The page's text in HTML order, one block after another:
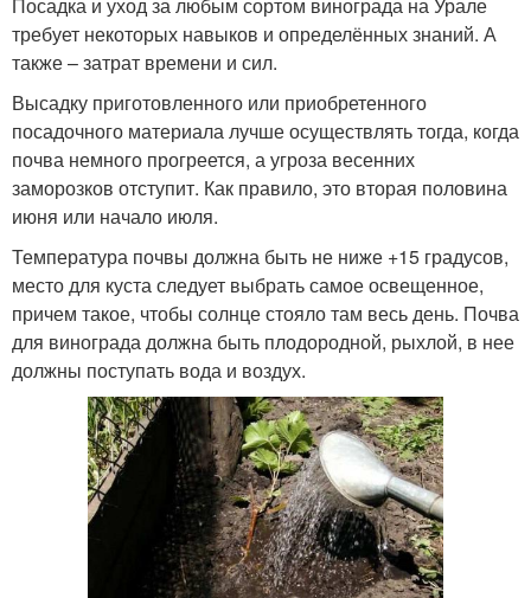
требует некоторых навыков и определённых знаний. А
также – затрат времени и сил.
Высадку приготовленного или приобретенного
посадочного материала лучше осуществлять тогда, когда
почва немного прогреется, а угроза весенних
заморозков отступит. Как правило, это вторая половина
июня или начало июля.
Температура почвы должна быть не ниже +15 градусов,
место для куста следует выбрать самое освещенное,
причем такое, чтобы солнце стояло там весь день. Почва
для винограда должна быть плодородной, рыхлой, в нее
должны поступать вода и воздух.